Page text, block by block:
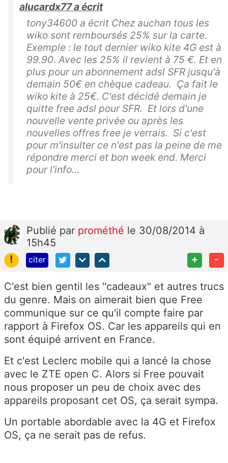
alucardx77 a écrit
tony34600 a écrit Chez auchan tous les
wiko sont remboursés 25% sur la carte.
Exemple : le tout dernier wiko kite 4G est à
99.90. Avec les 25% il revient à 75 €. Et en
plus pour un abonnement adsl SFR jusqu'à
demain 50€ en chèque cadeau. Ça fait le
wiko kite à 25€. C'est décidé demain je
quitte free adsl pour SFR. Et lors d'une
nouvelle vente privée ou après les
nouvelles offres free je verrais. Si c'est
pour m'insulter ce n'est pas la peine de me
répondre merci et bon week end. Merci
pour l'info...
Publié par prométhé le 30/08/2014 à
15h45
!
citer + -
C'est bien gentil les "cadeaux" et autres trucs
du genre. Mais on aimerait bien que Free
communique sur ce qu'il compte faire par
rapport à Firefox OS. Car les appareils qui en
sont équipé arrivent en France.
Et c'est Leclerc mobile qui a lancé la chose
avec le ZTE open C. Alors si Free pouvait
nous proposer un peu de choix avec des
appareils proposant cet OS, ça serait sympa.
Un portable abordable avec la 4G et Firefox
OS, ça ne serait pas de refus.